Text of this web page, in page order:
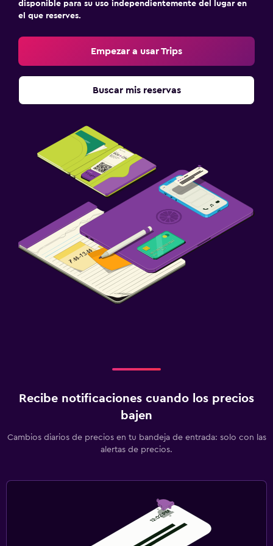
Terraza/patio
Playa privada
Limpieza diaria
Botiquín de primeros auxilios
Cámaras CCTV en el exterior
Seguridad las 24 horas
Estacionamiento y transporte
Traslado al aeropuerto (con cargos)
Estacionamiento gratuito
extra)
Ascensor disponible
Estacionamiento accesible
Sala de estar/TV compartida
disponible para su uso independientemente del lugar en
el que reserves.
Empezar a usar Trips
Buscar mis reservas
Recibe notificaciones cuando los precios
bajen
Cambios diarios de precios en tu bandeja de entrada: solo con las
alertas de precios.